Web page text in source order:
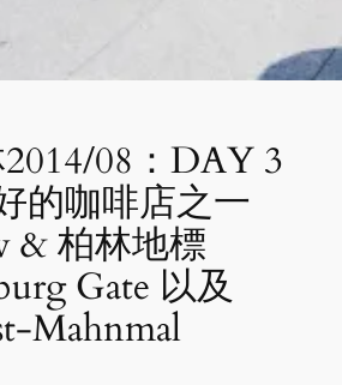
08：DAY 3
的咖啡店之一
& 柏林地標
Gate 以及
Mahnmal